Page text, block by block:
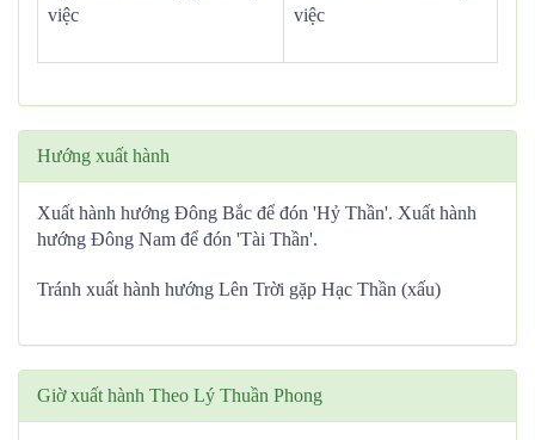
việc
việc
Hướng xuất hành
Xuất hành hướng Đông Bắc để đón 'Hỷ Thần'. Xuất hành
hướng Đông Nam để đón 'Tài Thần'.
Tránh xuất hành hướng Lên Trời gặp Hạc Thần (xấu)
Giờ xuất hành Theo Lý Thuần Phong